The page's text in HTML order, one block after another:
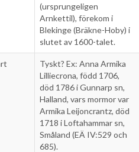
(ursprungeligen
Arnkettil), förekom i
Blekinge (Bräkne-Hoby) i
slutet av 1600-talet.
Tyskt? Ex: Anna Armika
Lilliecrona, född 1706,
död 1786 i Gunnarp sn,
Halland, vars mormor var
Armika Leijoncrantz, död
1718 i Loftahammar sn,
Småland (EÄ IV:529 och
685).